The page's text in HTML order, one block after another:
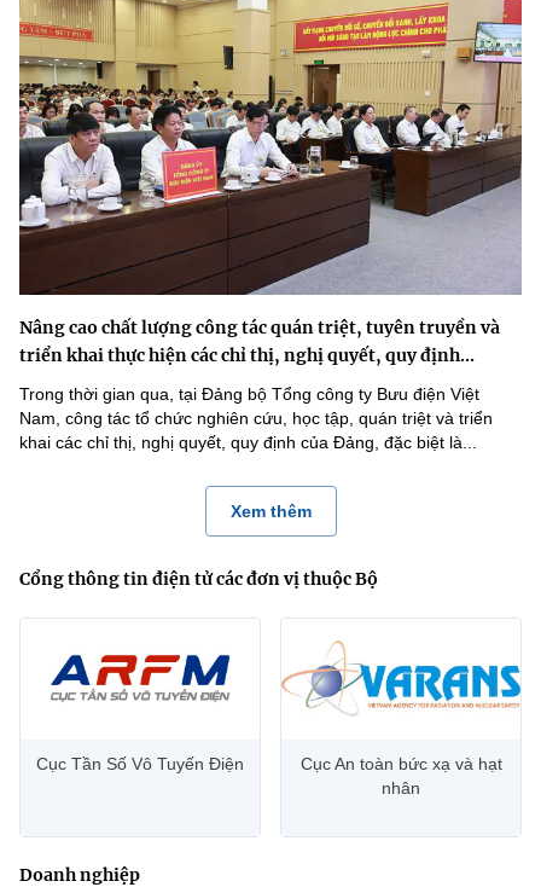
Nâng cao chất lượng công tác quán triệt, tuyên truyền và
triển khai thực hiện các chỉ thị, nghị quyết, quy định...
Trong thời gian qua, tại Đảng bộ Tổng công ty Bưu điện Việt
Nam, công tác tổ chức nghiên cứu, học tập, quán triệt và triển
khai các chỉ thị, nghị quyết, quy định của Đảng, đặc biệt là...
Xem thêm
Cổng thông tin điện tử các đơn vị thuộc Bộ
Cục Tần Số Vô Tuyến Điện
Cục An toàn bức xạ và hạt
nhân
Doanh nghiệp